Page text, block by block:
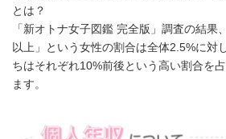
とは？
「新オトナ女子図鑑 完全版」調査の結果
以上」という女性の割合は全体2.5%に対
ちはそれぞれ10%前後という高い割合を
ます。